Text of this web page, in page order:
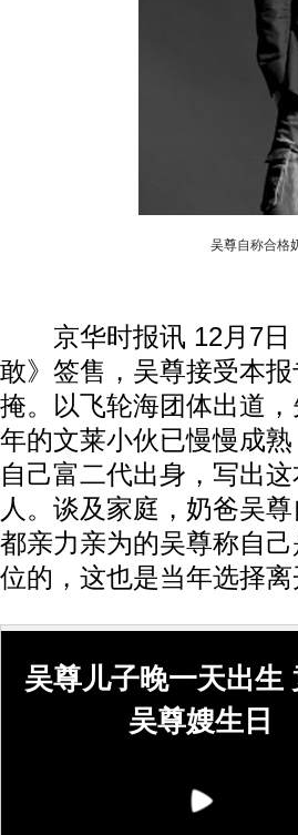
吴尊自称合格
京华时报讯 12月7日
敢》签售，吴尊接受本
掩。以飞轮海团体出道
年的文莱小伙已慢慢成
自己富二代出身，写出
人。谈及家庭，奶爸吴
都亲力亲为的吴尊称自己
位的，这也是当年选择
吴尊儿子晚一天出生
吴尊嫂生日